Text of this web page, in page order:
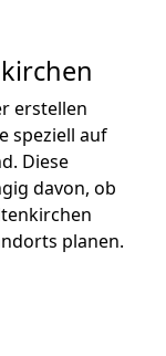
erstellen
speziell auf
Diese
davon, ob
planen.